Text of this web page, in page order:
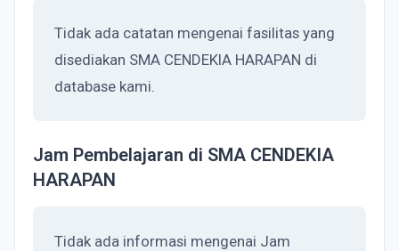
Tidak ada catatan mengenai fasilitas yang
disediakan SMA CENDEKIA HARAPAN di
database kami.
Jam Pembelajaran di SMA CENDEKIA
HARAPAN
Tidak ada informasi mengenai Jam